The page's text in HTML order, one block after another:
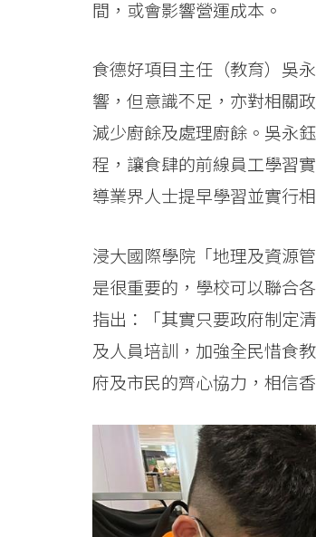
間，或會影響營運成本。
食德好項目主任（教育）吳
響，但意識不足，亦對相關
減少廚餘及處理廚餘。吳永
程，讓食肆的前線員工學習
導業界人士提早學習並實行
浸大國際學院「地理及資源
是很重要的，學校可以聯合
指出：「其實只要政府制定
及人員培訓，加強全民惜食
府及市民的齊心協力，相信